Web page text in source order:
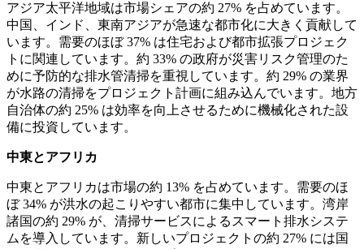
アジア太平洋地域は市場シェアの約 27% を占めています。
中国、インド、東南アジアが急速な都市化に大きく貢献して
います。需要のほぼ 37% は住宅および都市拡張プロジェク
トに関連しています。約 33% の政府が災害リスク管理のた
めに予防的な排水管清掃を重視しています。約 29% の業界
が水路の清掃をプロジェクト計画に組み込んでいます。地方
自治体の約 25% は効率を向上させるために機械化された設
備に投資しています。
中東とアフリカ
中東とアフリカは市場の約 13% を占めています。需要のほ
ぼ 34% が洪水の起こりやすい都市に集中しています。湾岸
諸国の約 29% が、清掃サービスによるスマート排水システ
ムを導入しています。新しいプロジェクトの約 27% には国